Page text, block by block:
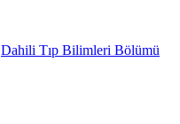
Dahili Tıp Bilimleri Bölümü